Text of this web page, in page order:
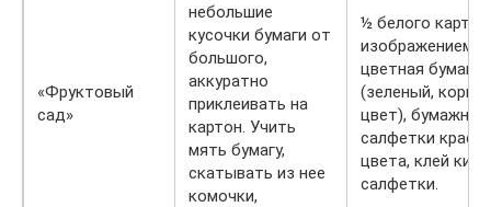
«Фруктовый
сад»
небольшие
кусочки бумаги от
большого,
аккуратно
приклеивать на
картон. Учить
мять бумагу,
скатывать из нее
комочки,
½ белого
изображением
цветная бумага
(зеленый,
цвет), бумажные
салфетки
цвета, клей
салфетки.